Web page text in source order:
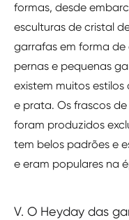
formas, desde
esculturas de cristal
garrafas em forma
pernas e pequenas
existem muitos
e prata. Os frascos
foram produzidos
tem belos padrões e
e eram populares na
V. O Heyday das